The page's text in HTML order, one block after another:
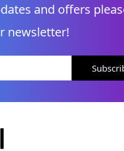
and offers
newsletter!